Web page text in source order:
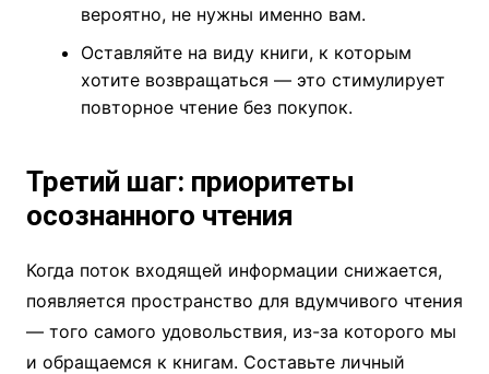
вероятно, не нужны именно вам.
Оставляйте на виду книги, к которым
хотите возвращаться — это стимулирует
повторное чтение без покупок.
Третий шаг: приоритеты
осознанного чтения
Когда поток входящей информации снижается,
появляется пространство для вдумчивого чтения
— того самого удовольствия, из-за которого мы
и обращаемся к книгам. Составьте личный